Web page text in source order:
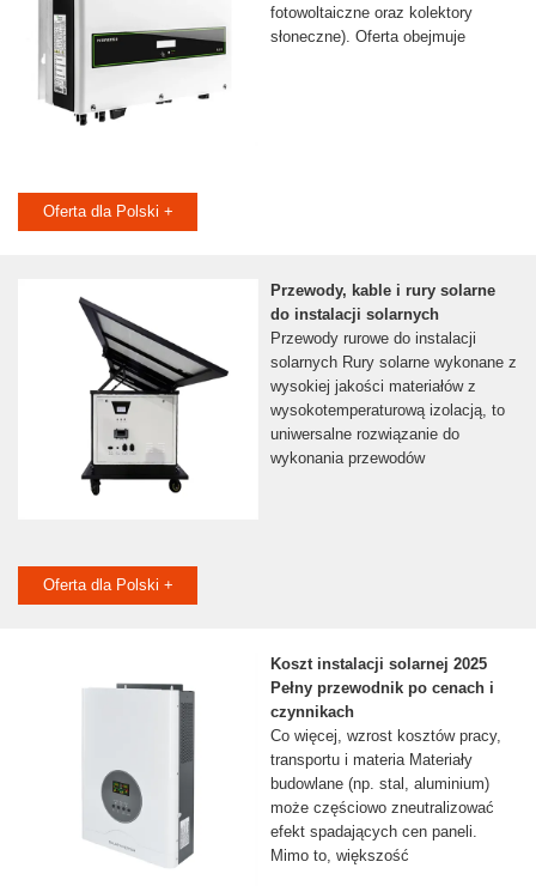
fotowoltaiczne oraz kolektory
słoneczne). Oferta obejmuje
Oferta dla Polski +
Przewody, kable i rury solarne
do instalacji solarnych
Przewody rurowe do instalacji
solarnych Rury solarne wykonane z
wysokiej jakości materiałów z
wysokotemperaturową izolacją, to
uniwersalne rozwiązanie do
wykonania przewodów
Oferta dla Polski +
Koszt instalacji solarnej 2025
Pełny przewodnik po cenach i
czynnikach
Co więcej, wzrost kosztów pracy,
transportu i materia Materiały
budowlane (np. stal, aluminium)
może częściowo zneutralizować
efekt spadających cen paneli.
Mimo to, większość